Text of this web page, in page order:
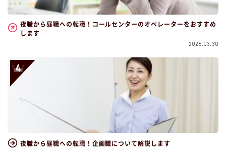
夜職から昼職への転職！コールセンターのオペレーターをおすすめ
します
2026.03.30
夜職から昼職への転職！企画職について解説します